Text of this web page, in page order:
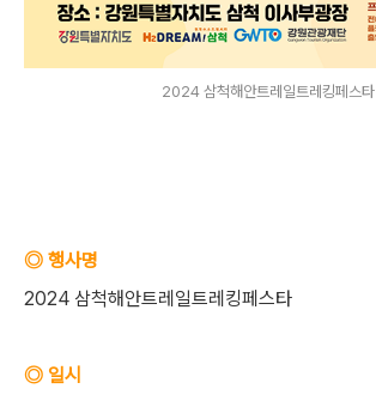
2024 삼척해안트레일트레킹페스타
◎ 행사명
2024 삼척해안트레일트레킹페스타
◎ 일시